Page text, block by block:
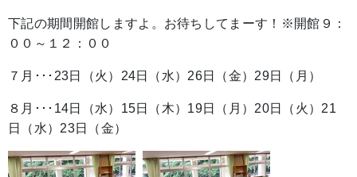
下記の期間開館しますよ。お待ちしてまーす！※開館９：
００～１２：００
７月･･･23日（火）24日（水）26日（金）29日（月）
８月･･･14日（水）15日（木）19日（月）20日（火）21
日（水）23日（金）